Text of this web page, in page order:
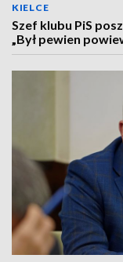
KIELCE
Szef klubu PiS
„Był pewien